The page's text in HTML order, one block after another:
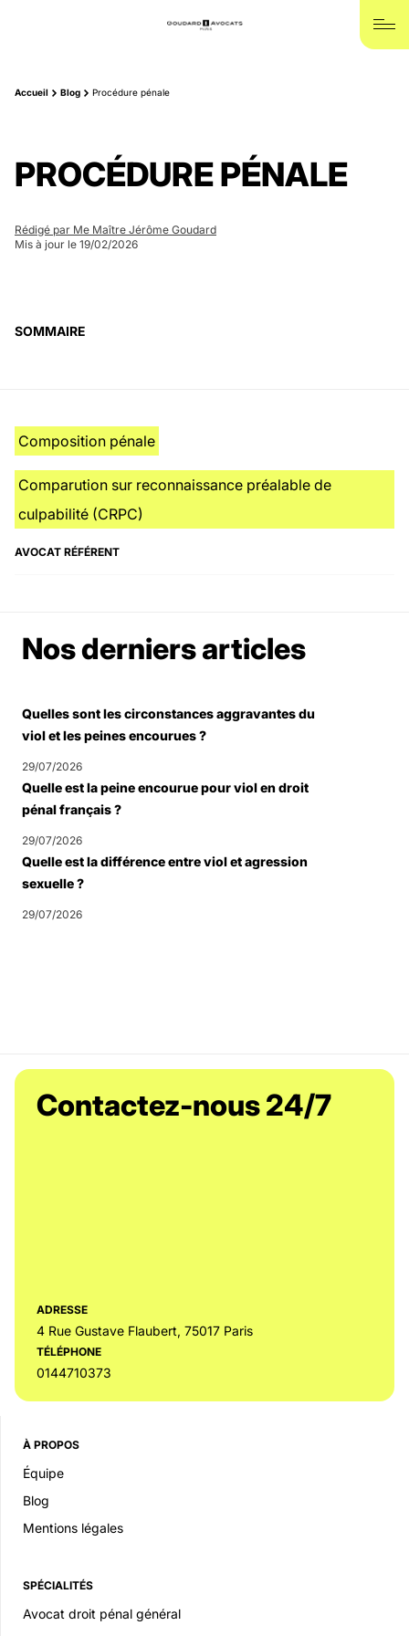
Accueil Blog Procédure pénale
PROCÉDURE PÉNALE
Rédigé par Me Maître Jérôme Goudard
Mis à jour le 19/02/2026
SOMMAIRE
Composition pénale
Comparution sur reconnaissance préalable de
culpabilité (CRPC)
AVOCAT RÉFÉRENT
Nos derniers articles
Quelles sont les circonstances aggravantes du
viol et les peines encourues ?
29/07/2026
Quelle est la peine encourue pour viol en droit
pénal français ?
29/07/2026
Quelle est la différence entre viol et agression
sexuelle ?
29/07/2026
Contactez-nous 24/7
ADRESSE
4 Rue Gustave Flaubert, 75017 Paris
TÉLÉPHONE
0144710373
À PROPOS
Équipe
Blog
Mentions légales
SPÉCIALITÉS
Avocat droit pénal général